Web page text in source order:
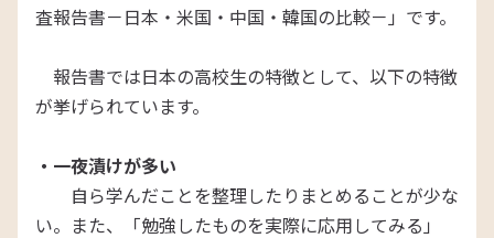
査報告書－日本・米国・中国・韓国の比較－」です。
報告書では日本の高校生の特徴として、以下の特徴
が挙げられています。
・一夜漬けが多い
自ら学んだことを整理したりまとめることが少な
い。また、「勉強したものを実際に応用してみる」